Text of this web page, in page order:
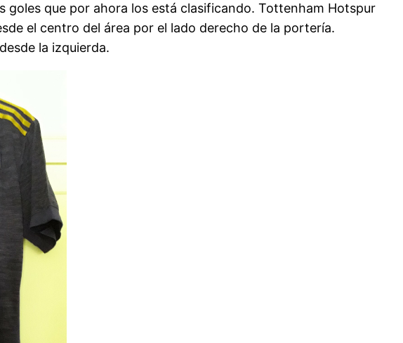
que por ahora los está clasificando. Tottenham Hotspur
el centro del área por el lado derecho de la portería.
la izquierda.